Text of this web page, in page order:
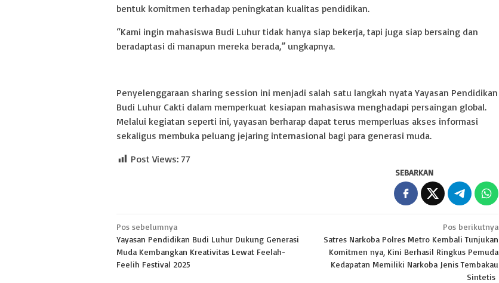
bentuk komitmen terhadap peningkatan kualitas pendidikan.
“Kami ingin mahasiswa Budi Luhur tidak hanya siap bekerja, tapi juga siap bersaing dan
beradaptasi di manapun mereka berada,” ungkapnya.
Penyelenggaraan sharing session ini menjadi salah satu langkah nyata Yayasan Pendidikan
Budi Luhur Cakti dalam memperkuat kesiapan mahasiswa menghadapi persaingan global.
Melalui kegiatan seperti ini, yayasan berharap dapat terus memperluas akses informasi
sekaligus membuka peluang jejaring internasional bagi para generasi muda.
Post Views: 77
SEBARKAN
Navigasi
pos
Pos sebelumnya
Yayasan Pendidikan Budi Luhur Dukung Generasi
Muda Kembangkan Kreativitas Lewat Feelah-
Feelih Festival 2025
Pos berikutnya
Satres Narkoba Polres Metro Kembali Tunjukan
Komitmen nya, Kini Berhasil Ringkus Pemuda
Kedapatan Memiliki Narkoba Jenis Tembakau
Sintetis